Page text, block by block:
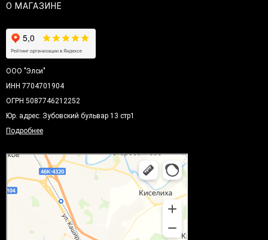
О МАГАЗИНЕ
ООО "Элси"
ИНН 7704701904
ОГРН 5087746212252
Юр. адрес: Зубовский бульвар 13 стр1
Подробнее